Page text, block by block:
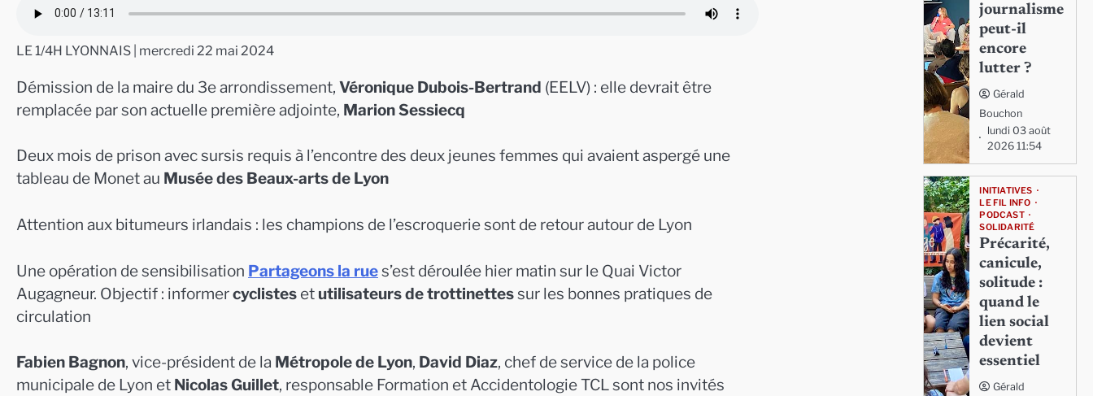
LE 1/4H LYONNAIS | mercredi 22 mai 2024
Démission de la maire du 3e arrondissement, Véronique Dubois-Bertrand (EELV) : elle devrait être
remplacée par son actuelle première adjointe, Marion Sessiecq
Deux mois de prison avec sursis requis à l’encontre des deux jeunes femmes qui avaient aspergé une
tableau de Monet au Musée des Beaux-arts de Lyon
Attention aux bitumeurs irlandais : les champions de l’escroquerie sont de retour autour de Lyon
Une opération de sensibilisation Partageons la rues’est déroulée hier matin sur le Quai Victor
Augagneur. Objectif : informercyclistes et utilisateurs de trottinettessur les bonnes pratiques de
circulation
Fabien Bagnon, vice-président de la Métropole de Lyon, David Diaz, chef de service de la police
municipale de Lyon et Nicolas Guillet, responsable Formation et Accidentologie TCL sont nos invités
journalisme
peut-il
encore
lutter ?
Gérald
Bouchon
lundi 03 août
2026 11:54
INITIATIVES
LE FIL INFO
PODCAST
SOLIDARITÉ
Précarité,
canicule,
solitude :
quand le
lien social
devient
essentiel
Gérald